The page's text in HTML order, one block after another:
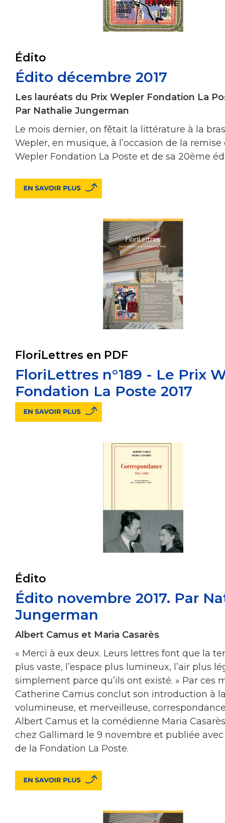
Édito
Édito décembre 2017
Les lauréats du Prix Wepler Fondation La
Par Nathalie Jungerman
Le mois dernier, on fêtait la littérature à la
Wepler, en musique, à l’occasion de la remise
Wepler Fondation La Poste et de sa 20ème
FloriLettres en PDF
FloriLettres n°189 - Le Prix
Fondation La Poste 2017
Édito
Édito novembre 2017. Par
Jungerman
Albert Camus et Maria Casarès
« Merci à eux deux. Leurs lettres font que la
plus vaste, l’espace plus lumineux, l’air plus
simplement parce qu’ils ont existé. » Par ces
Catherine Camus conclut son introduction à
volumineuse, et merveilleuse,
Albert Camus et la comédienne Maria
chez Gallimard le 9 novembre et publiée
de la Fondation La Poste.